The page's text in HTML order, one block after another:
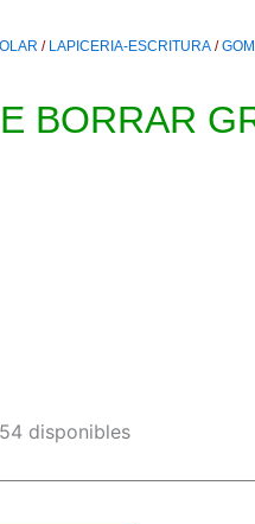
/ LAPICERIA-ESCRITURA /
BORRAR
54 disponibles